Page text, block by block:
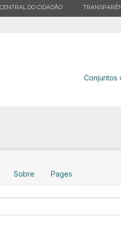
ESTADO
CENTRAL DO CIDADÃO ESTADO
Conjuntos
Sobre Pages